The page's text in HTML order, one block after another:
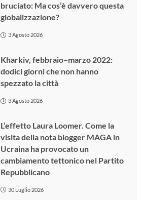
bruciato: Ma cos’è davvero questa
globalizzazione?
3 Agosto 2026
Kharkiv, febbraio–marzo 2022:
dodici giorni che non hanno
spezzato la città
3 Agosto 2026
L’effetto Laura Loomer. Come la
visita della nota blogger MAGA in
Ucraina ha provocato un
cambiamento tettonico nel Partito
Repubblicano
30 Luglio 2026